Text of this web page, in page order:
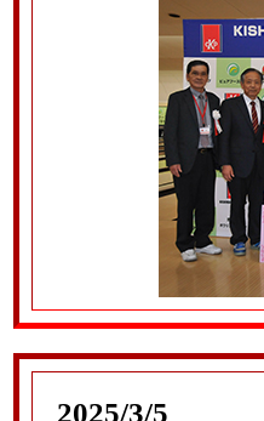
2025/3/5